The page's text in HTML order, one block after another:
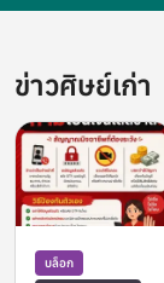
ข่าวศิษย์เก่า
บล็อก